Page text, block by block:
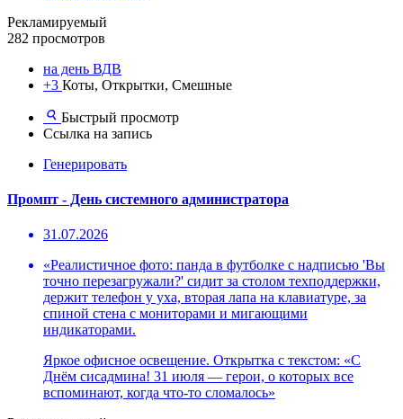
Рекламируемый
282 просмотров
на день ВДВ
+3 Коты, Открытки, Смешные
Быстрый просмотр
Ссылка на запись
Генерировать
Промпт - День системного администратора
31.07.2026
«Реалистичное фото: панда в футболке с надписью 'Вы
точно перезагружали?' сидит за столом техподдержки,
держит телефон у уха, вторая лапа на клавиатуре, за
спиной стена с мониторами и мигающими
индикаторами.
Яркое офисное освещение. Открытка с текстом: «С
Днём сисадмина! 31 июля — герои, о которых все
вспоминают, когда что-то сломалось»